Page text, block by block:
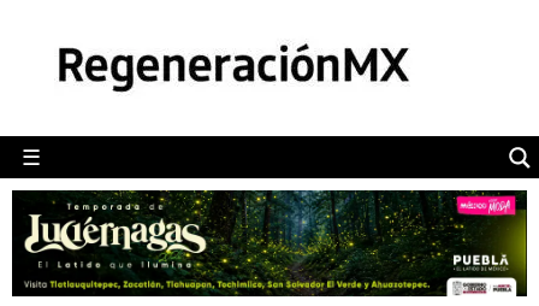
☰
POLÍTICA
CAMALEÓN
OPINIÓN
DEPORTES